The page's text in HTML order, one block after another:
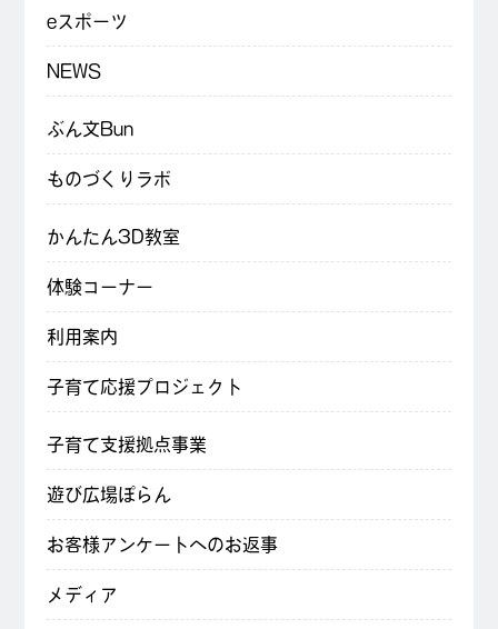
eスポーツ
NEWS
ぶん文Bun
ものづくりラボ
かんたん3D教室
体験コーナー
利用案内
子育て応援プロジェクト
子育て支援拠点事業
遊び広場ぽらん
お客様アンケートへのお返事
メディア